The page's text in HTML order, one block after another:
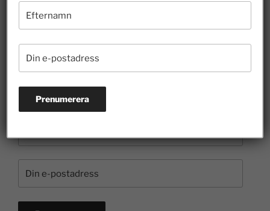
3 juli 2026
Prenumerera på nyhetsbrevet